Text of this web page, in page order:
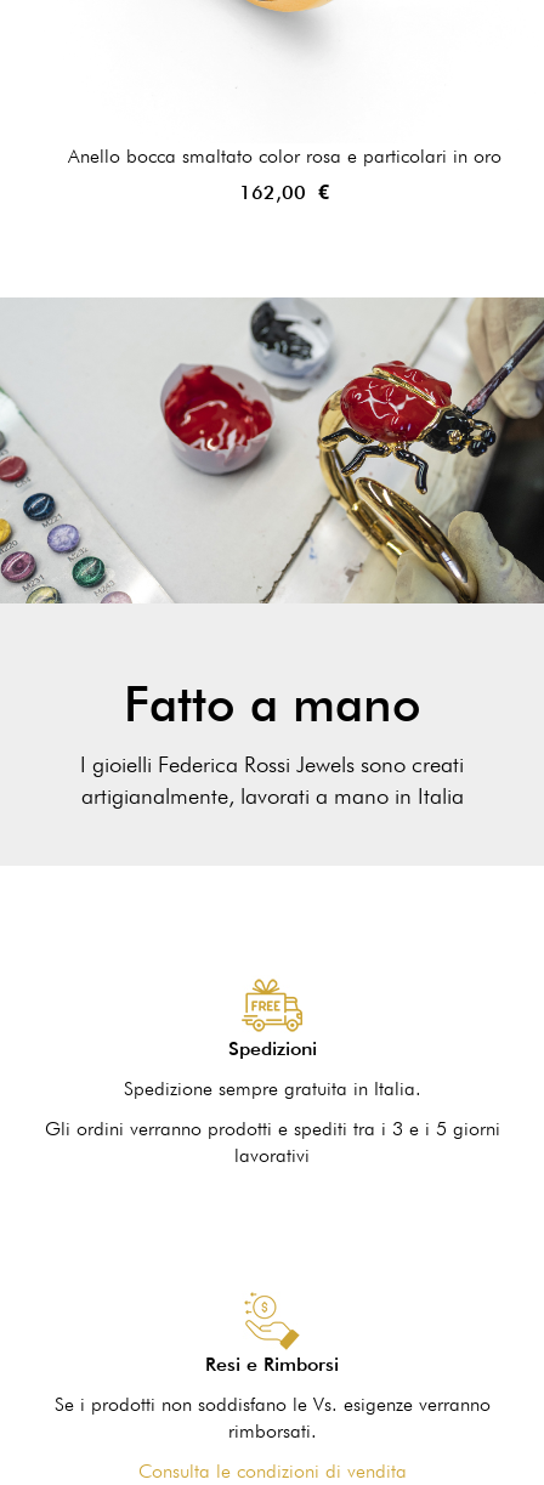
Anello bocca smaltato color rosa e particolari in oro
162,00 €
Fatto a mano
I gioielli Federica Rossi Jewels sono creati
artigianalmente, lavorati a mano in Italia
Spedizioni
Spedizione sempre gratuita in Italia.
Gli ordini verranno prodotti e spediti tra i 3 e i 5 giorni
lavorativi
Resi e Rimborsi
Se i prodotti non soddisfano le Vs. esigenze verranno
rimborsati.
Consulta le condizioni di vendita